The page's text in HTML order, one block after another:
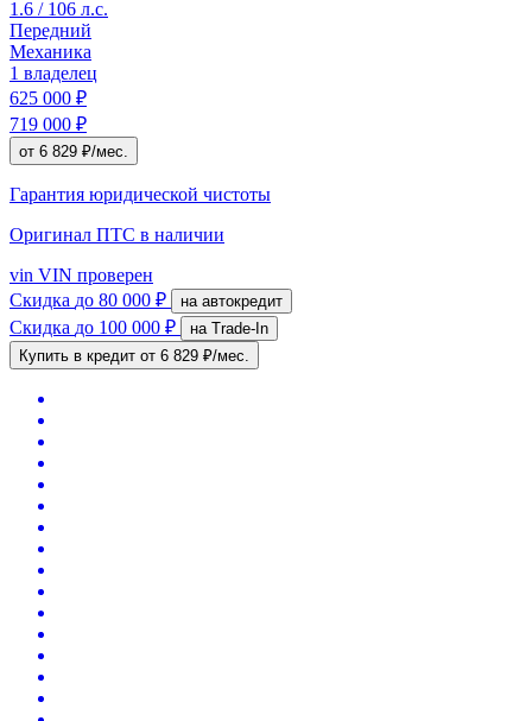
1.6 / 106 л.с.
Передний
Механика
1 владелец
625 000 ₽
719 000 ₽
от 6 829 ₽/мес.
Гарантия юридической чистоты
Оригинал ПТС в наличии
vin VIN проверен
Скидка до 80 000 ₽ на автокредит
Скидка до 100 000 ₽
на Trade-In
Купить в кредит от 6 829 ₽/мес.